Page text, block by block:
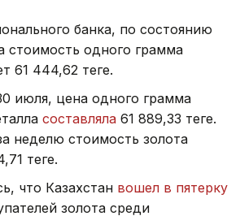
банка, по состоянию
стоимость одного грамма
61 444,62 теңге.
июля, цена одного грамма
составляла 61 889,33 теңге.
неделю стоимость золота
теңге.
что Казахстан вошел в пятерку
золота среди